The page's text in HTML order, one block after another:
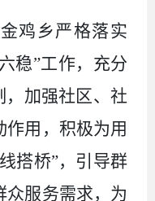
金鸡乡严格落实
稳”工作， 充分
加强社区、社
作用，积极为用
搭桥”，引导群
众服务需求，为